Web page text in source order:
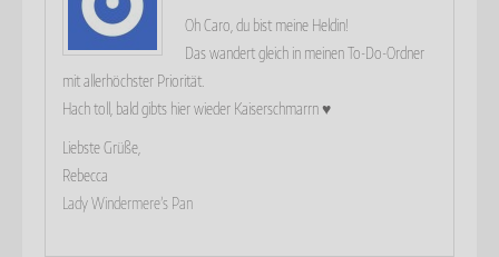
Oh Caro, du bist meine Heldin!
Das wandert gleich in meinen To-Do-Ordner
mit allerhöchster Priorität.
Hach toll, bald gibts hier wieder Kaiserschmarrn ♥
Liebste Grüße,
Rebecca
Lady Windermere’s Pan